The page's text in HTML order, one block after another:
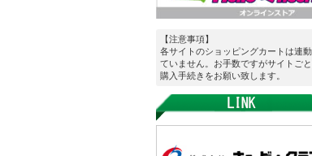
【注意事項】
各サイトのショッピングカートは連動
ていません。お手数ですがサイトご
購入手続きをお願い致します。